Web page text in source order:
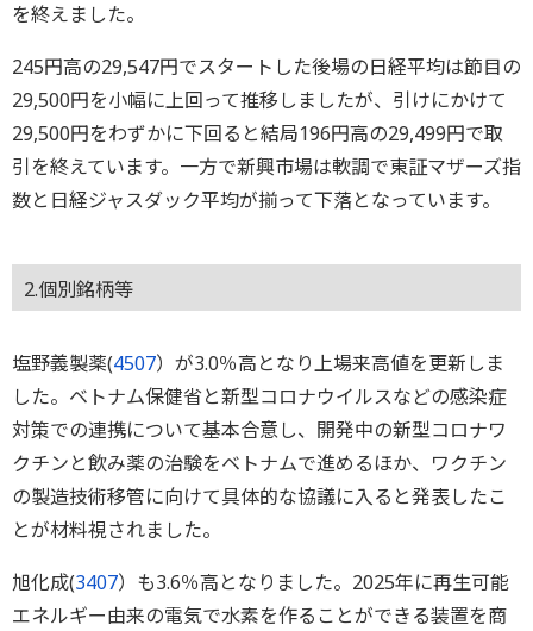
を終えました。
245円高の29,547円でスタートした後場の日経平均は節目の
29,500円を小幅に上回って推移しましたが、引けにかけて
29,500円をわずかに下回ると結局196円高の29,499円で取
引を終えています。一方で新興市場は軟調で東証マザーズ指
数と日経ジャスダック平均が揃って下落となっています。
2.個別銘柄等
塩野義製薬(4507）が3.0％高となり上場来高値を更新しま
した。ベトナム保健省と新型コロナウイルスなどの感染症
対策での連携について基本合意し、開発中の新型コロナワ
クチンと飲み薬の治験をベトナムで進めるほか、ワクチン
の製造技術移管に向けて具体的な協議に入ると発表したこ
とが材料視されました。
旭化成(3407）も3.6％高となりました。2025年に再生可能
エネルギー由来の電気で水素を作ることができる装置を商